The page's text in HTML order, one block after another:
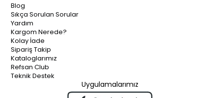
Blog
Sıkça Sorulan Sorular
Yardım
Kargom Nerede?
Kolay İade
Sipariş Takip
Kataloglarımız
Refsan Club
Teknik Destek
Uygulamalarımız